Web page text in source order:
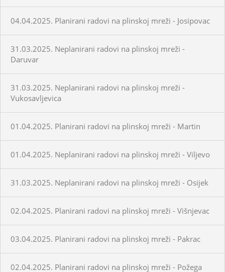
04.04.2025. Planirani radovi na plinskoj mreži - Josipovac
31.03.2025. Neplanirani radovi na plinskoj mreži -
Daruvar
31.03.2025. Neplanirani radovi na plinskoj mreži -
Vukosavljevica
01.04.2025. Planirani radovi na plinskoj mreži - Martin
01.04.2025. Neplanirani radovi na plinskoj mreži - Viljevo
31.03.2025. Neplanirani radovi na plinskoj mreži - Osijek
02.04.2025. Planirani radovi na plinskoj mreži - Višnjevac
03.04.2025. Planirani radovi na plinskoj mreži - Pakrac
02.04.2025. Planirani radovi na plinskoj mreži - Požega